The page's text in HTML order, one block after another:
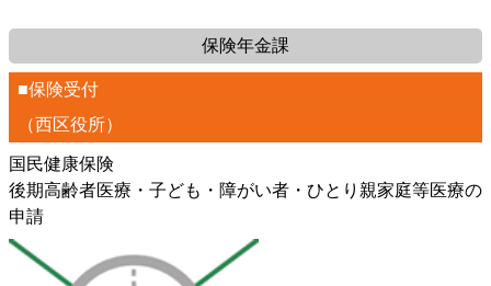
保険年金課
■保険受付
（西区役所）
国民健康保険
後期高齢者医療・子ども・障がい者・ひとり親家庭等医療の
申請